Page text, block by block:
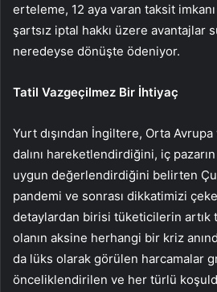
erteleme, 12 aya varan taksit
şartsız iptal hakkı üzere avantajlar
neredeyse dönüşte ödeniyor.
Tatil Vazgeçilmez Bir İhtiyaç
Yurt dışından İngiltere, Orta Avrupa
dalını hareketlendirdiğini, iç
uygun değerlendirdiğini belirten
pandemi ve sonrası dikkatimizi
detaylardan birisi tüketicilerin artık
olanın aksine herhangi bir kriz
da lüks olarak görülen harcamalar
önceliklendirilen ve her türlü